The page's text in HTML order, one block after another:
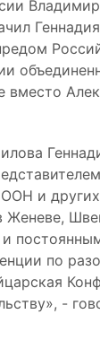
вместо
ООН и
Женеве,
по
-